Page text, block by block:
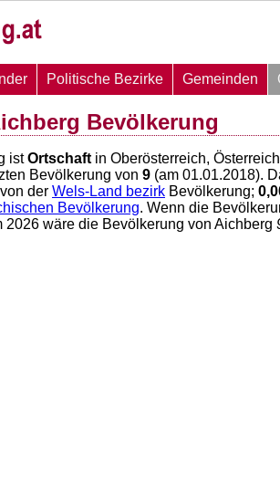
Politische Bezirke Gemeinden
Bevölkerung
istOrtschaft in Oberösterreich,
Bevölkerung von 9 (am 01.01.2018).
von der Wels-Land bezirk Bevölkerung;
Bevölkerung. Wenn die
2026 wäre die Bevölkerung von Aichberg